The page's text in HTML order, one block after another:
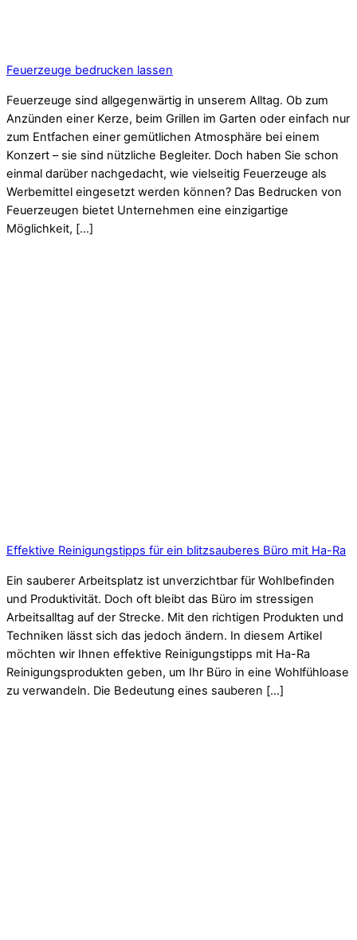
Feuerzeuge bedrucken lassen
Feuerzeuge sind allgegenwärtig in unserem Alltag. Ob zum
Anzünden einer Kerze, beim Grillen im Garten oder einfach nur
zum Entfachen einer gemütlichen Atmosphäre bei einem
Konzert – sie sind nützliche Begleiter. Doch haben Sie schon
einmal darüber nachgedacht, wie vielseitig Feuerzeuge als
Werbemittel eingesetzt werden können? Das Bedrucken von
Feuerzeugen bietet Unternehmen eine einzigartige
Möglichkeit, […]
Effektive Reinigungstipps für ein blitzsauberes Büro mit Ha-Ra
Ein sauberer Arbeitsplatz ist unverzichtbar für Wohlbefinden
und Produktivität. Doch oft bleibt das Büro im stressigen
Arbeitsalltag auf der Strecke. Mit den richtigen Produkten und
Techniken lässt sich das jedoch ändern. In diesem Artikel
möchten wir Ihnen effektive Reinigungstipps mit Ha-Ra
Reinigungsprodukten geben, um Ihr Büro in eine Wohlfühloase
zu verwandeln. Die Bedeutung eines sauberen […]